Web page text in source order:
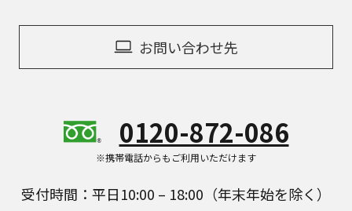
お問い合わせ先
0120-872-086
※携帯電話からもご利用いただけます
受付時間：平日10:00 – 18:00（年末年始を除く）